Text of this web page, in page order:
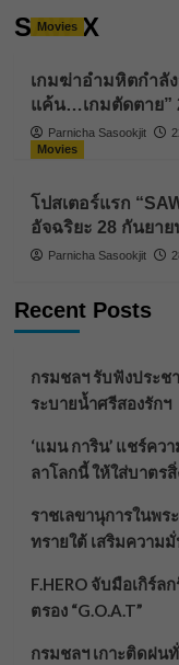
SAW X
Movies
เกมฆ่าอำมหิตกำลั
แค้น…เกมตัดตาย”
Parnicha Sasookjit
Movies
โปสเตอร์แรก
อัจฉริยะ 28 กันยา
Parnicha Sasookjit
Recent Posts
กรมชลฯ รับฟังประ
ระบายน้ำศรีสองรักฯ
‘แมน การิน’ แชร์คว
ลาโลกนี้ ให้ใส่บาตร
ราชเลขานุการในพ
ทรายใต้ เสริมความ
F.HERO จับมือเกิร์ล
ตรอง “G.O.A.T”
กรมชลฯ เกาะติดฝน